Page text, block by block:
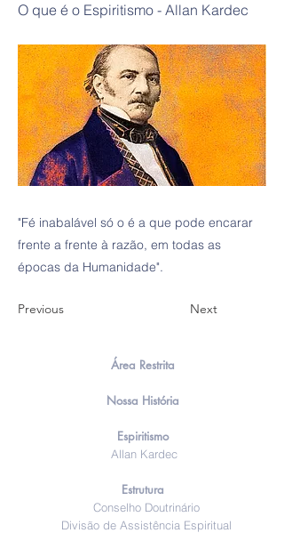
O que é o Espiritismo - Allan Kardec
"Fé inabalável só o é a que pode encarar
frente a frente à razão, em todas as
épocas da Humanidade".
Previous Next
Área Restrita
Nossa História
Espiritismo
Allan Kardec
Estrutura
Conselho Doutrinário
Divisão de Assistência Espiritual